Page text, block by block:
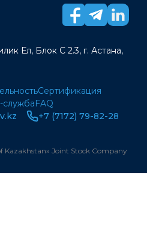
Ел, Блок С 2.3, г. Астана,
Сертификация
службаFAQ
+7 (7172) 79-82-28
Joint Stock Company